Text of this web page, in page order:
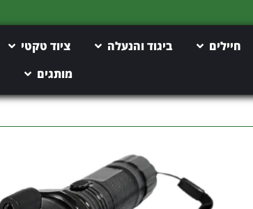
חיילים ביגוד והנעלה ציוד טקטי
מותגים